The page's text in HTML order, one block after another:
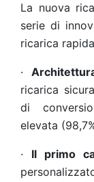
La nuova
serie di
ricarica
·
ricarica
di
elevata
· Il primo